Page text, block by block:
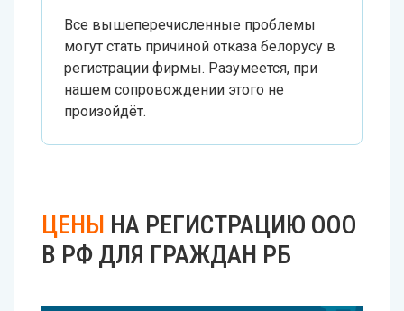
Все вышеперечисленные проблемы
могут стать причиной отказа белорусу в
регистрации фирмы. Разумеется, при
нашем сопровождении этого не
произойдёт.
ЦЕНЫ НА РЕГИСТРАЦИЮ ООО
В РФ ДЛЯ ГРАЖДАН РБ